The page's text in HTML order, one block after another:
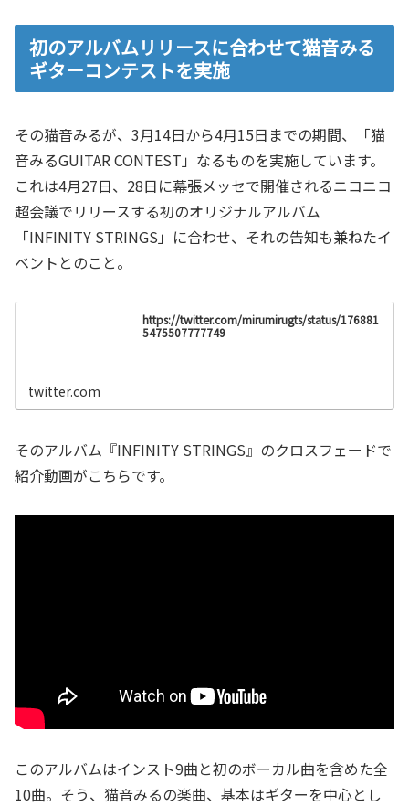
初のアルバムリリースに合わせて猫音みる
ギターコンテストを実施
その猫音みるが、3月14日から4月15日までの期間、「猫
音みるGUITAR CONTEST」なるものを実施しています。
これは4月27日、28日に幕張メッセで開催されるニコニコ
超会議でリリースする初のオリジナルアルバム
「INFINITY STRINGS」に合わせ、それの告知も兼ねたイ
ベントとのこと。
https://twitter.com/mirumirugts/status/176881
5475507777749
twitter.com
そのアルバム『INFINITY STRINGS』のクロスフェードで
紹介動画がこちらです。
このアルバムはインスト9曲と初のボーカル曲を含めた全
10曲。そう、猫音みるの楽曲、基本はギターを中心とし